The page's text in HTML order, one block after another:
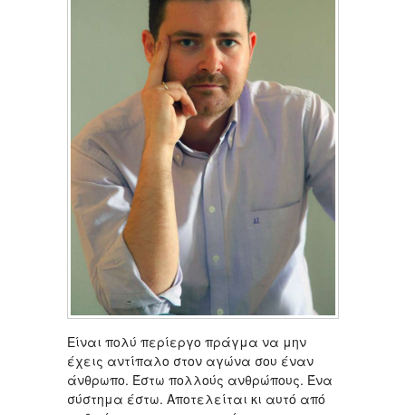
Είναι πολύ περίεργο πράγμα να μην
έχεις αντίπαλο στον αγώνα σου έναν
άνθρωπο. Έστω πολλούς ανθρώπους. Ένα
σύστημα έστω. Αποτελείται κι αυτό από